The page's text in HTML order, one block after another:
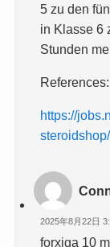
5 zu den
in Klasse 6
Stunden
References:
https://
steroidshop/
2025年8月22日
forxiga 10